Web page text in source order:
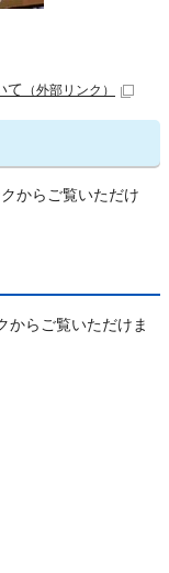
て （外部リンク）
からご覧いただけ
からご覧いただけま